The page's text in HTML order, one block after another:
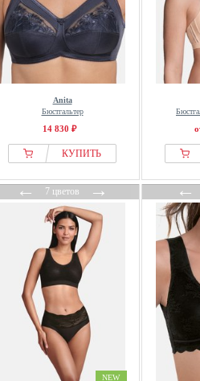
Anita
Бюстгальтер
14 830 ₽
КУПИТЬ
←7 цветов→
NEW